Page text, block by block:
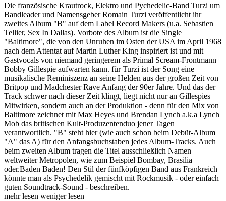
Die französische Krautrock, Elektro und Pychedelic-Band Turzi um
Bandleader und Namensgeber Romain Turzi veröffentlicht ihr
zweites Album "B" auf dem Label Record Makers (u.a. Sebastien
Tellier, Sex In Dallas). Vorbote des Album ist die Single
"Baltimore", die von den Unruhen im Osten der USA im April 1968
nach dem Attentat auf Martin Luther King inspiriert ist und mit
Gastvocals von niemand geringerem als Primal Scream-Frontmann
Bobby Gillespie aufwarten kann. für Turzi ist der Song eine
musikalische Reminiszenz an seine Helden aus der großen Zeit von
Britpop und Madchester Rave Anfang der 90er Jahre. Und das der
Track schwer nach dieser Zeit klingt, liegt nicht nur an Gillespies
Mitwirken, sondern auch an der Produktion - denn für den Mix von
Baltimore zeichnet mit Max Heyes und Brendan Lynch a.k.a Lynch
Mob das britischen Kult-Produzentenduo jener Tagen
verantwortlich. "B" steht hier (wie auch schon beim Debüt-Album
"A" das A) für den Anfangsbuchstaben jedes Album-Tracks. Auch
beim zweiten Album tragen die Titel ausschließlich Namen
weltweiter Metropolen, wie zum Beispiel Bombay, Brasilia
oder.Baden Baden! Den Stil der fünfköpfigen Band aus Frankreich
könnte man als Psychedelik gemischt mit Rockmusik - oder einfach
guten Soundtrack-Sound - beschreiben.
mehr lesen weniger lesen